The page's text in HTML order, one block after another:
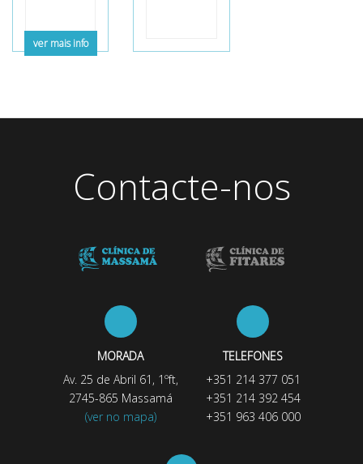
ver mais info
Contacte-nos
MORADA
Av. 25 de Abril 61, 1ºft,
2745-865 Massamá
(ver no mapa)
TELEFONES
+351 214 377 051
+351 214 392 454
+351 963 406 000